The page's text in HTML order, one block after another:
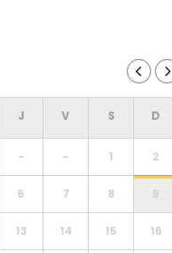
- - 1 2
6 7 8 9
13 14 15 16